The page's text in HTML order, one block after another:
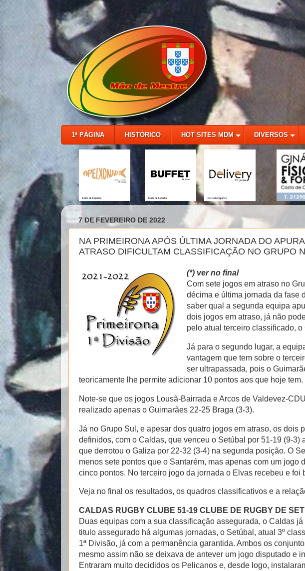
1ª PÁGINA HISTÓRICO HOT SITES MDM DIVERSOS
7 DE FEVEREIRO DE 2022
NA PRIMEIRONA APÓS ÚLTIMA JORNADA DO
ATRASO DIFICULTAM CLASSIFICAÇÃO NO GRUPO
(*) ver no final
Com sete jogos em atraso no
décima e última jornada da fase
saber qual a segunda equipa
dois jogos em atraso, já não
pelo atual terceiro classificado, o
Já para o segundo lugar, a
vantagem que tem sobre o
ser ultrapassada, pois o
teoricamente lhe permite adicionar 10 pontos aos que hoje tem.
Note-se que os jogos Lousã-Bairrada e Arcos de Valdevez-
realizado apenas o Guimarães 22-25 Braga (3-3).
Já no Grupo Sul, e apesar dos quatro jogos em atraso, os dois
definidos, com o Caldas, que venceu o Setúbal por 51-19 (9-3)
que derrotou o Galiza por 22-32 (3-4) na segunda posição. O
menos sete pontos que o Santarém, mas apenas com um jogo
cinco pontos. No terceiro jogo da jornada o Elvas recebeu e foi
Veja no final os resultados, os quadros classificativos e a
CALDAS RUGBY CLUBE 51-19 CLUBE DE RUGBY DE
Duas equipas com a sua classificação assegurada, o Caldas
titulo assegurado há algumas jornadas, o Setúbal, atual 3º
1ª Divisão, já com a permanência garantida. Ambos os
mesmo assim não se deixava de antever um jogo disputado e
Entraram muito decididos os Pelicanos e, desde logo,